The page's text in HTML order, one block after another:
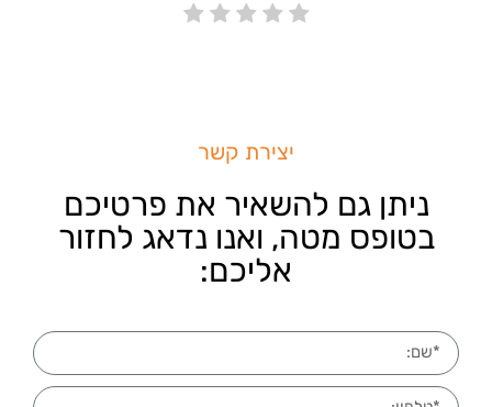
יצירת קשר
ניתן גם להשאיר את פרטיכם
בטופס מטה, ואנו נדאג לחזור
אליכם: